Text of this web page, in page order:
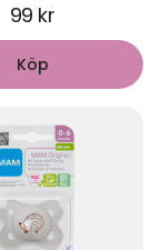
99 kr
Köp